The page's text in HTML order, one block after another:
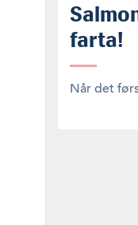
farta!
Når det